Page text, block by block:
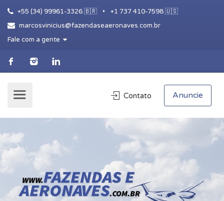
+55 (34) 99961-3326 🇧🇷 •
+1 737 410-7598 🇺🇸
marcosvinicius@fazendaseaeronaves.com.br
Fale com a gente
Contato Anuncie